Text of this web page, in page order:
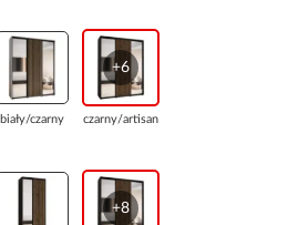
biały/czarny
+6
czarny/artisan
+8